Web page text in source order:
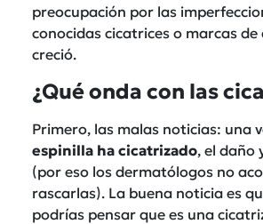
preocupación por las
conocidas cicatrices o marcas de
creció.
¿Qué onda con las
Primero, las malas noticias: una
espinilla ha cicatrizado, el daño
(por eso los dermatólogos no
rascarlas). La buena noticia es
podrías pensar que es una